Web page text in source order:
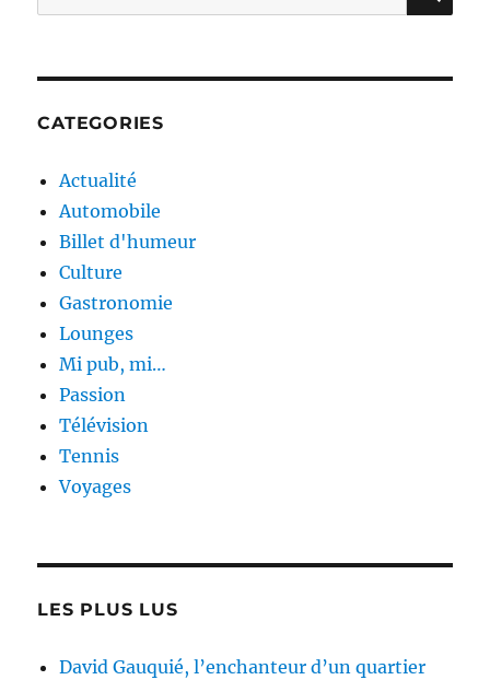
for:
CATEGORIES
Actualité
Automobile
Billet d'humeur
Culture
Gastronomie
Lounges
Mi pub, mi…
Passion
Télévision
Tennis
Voyages
LES PLUS LUS
David Gauquié, l’enchanteur d’un quartier